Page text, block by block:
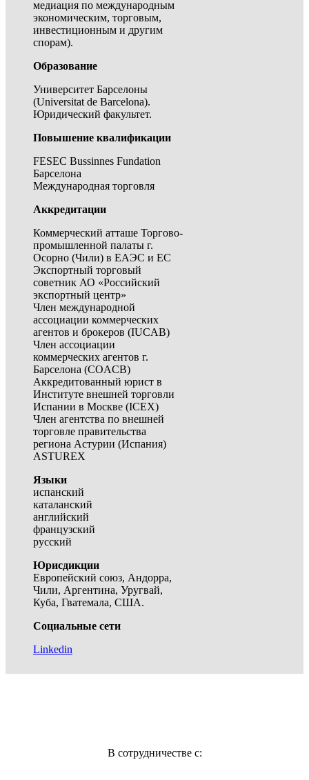
медиация по международным
экономическим, торговым,
инвестиционным и другим
спорам).
Образование
Университет Барселоны
(Universitat de Barcelona).
Юридический факультет.
Повышение квалификации
FESEC Bussinnes Fundation
Барселона
Международная торговля
Аккредитации
Коммерческий атташе Торгово-
промышленной палаты г.
Осорно (Чили) в ЕАЭС и ЕС
Экспортный торговый
советник АО «Российский
экспортный центр»
Член международной
ассоциации коммерческих
агентов и брокеров (IUCAB)
Член ассоциации
коммерческих агентов г.
Барселона (COACB)
Аккредитованный юрист в
Институте внешней торговли
Испании в Москве (ICEX)
Член агентства по внешней
торговле правительства
региона Астурии (Испания)
ASTUREX
Языки
испанский
каталанский
английский
французский
русский
Юрисдикции
Европейский союз, Андорра,
Чили, Аргентина, Уругвай,
Куба, Гватемала, США.
Социальные сети
Linkedin
В сотрудничестве с: